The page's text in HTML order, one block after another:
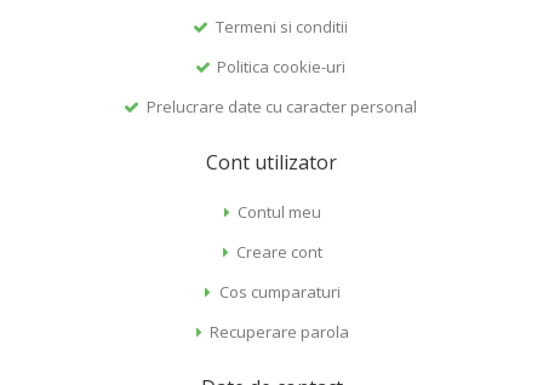
Termeni si conditii
Politica cookie-uri
Prelucrare date cu caracter personal
Cont utilizator
Contul meu
Creare cont
Cos cumparaturi
Recuperare parola